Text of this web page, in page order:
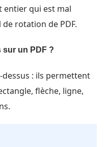
entier qui est mal
rotation de PDF.
sur un PDF ?
: ils permettent
flèche, ligne,